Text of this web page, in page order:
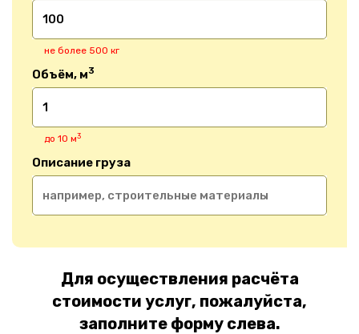
не более 500 кг
Объём, м3
до 10 м3
Описание груза
Для осуществления расчёта
стоимости услуг, пожалуйста,
заполните форму слева.